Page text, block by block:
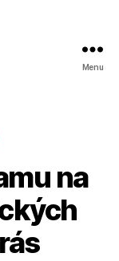
Menu
na